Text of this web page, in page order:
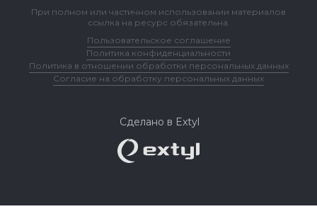
При полном или частичном использовании материалов
ссылка на ресурс обязательна.
Пользовательское соглашение
Политика конфиденциальности
Политика в отношении обработки персональных данных
Согласие на обработку персональных данных
Сделано в Extyl